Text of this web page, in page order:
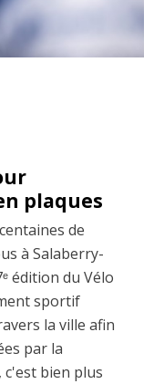
plaques
de
à Salaberry-
édition du Vélo
sportif
la ville afin
par la
c'est bien plus